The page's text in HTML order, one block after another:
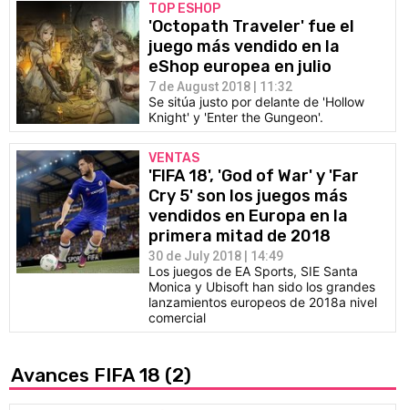
TOP ESHOP
'Octopath Traveler' fue el
juego más vendido en la
eShop europea en julio
7 de August 2018 | 11:32
Se sitúa justo por delante de 'Hollow
Knight' y 'Enter the Gungeon'.
VENTAS
'FIFA 18', 'God of War' y 'Far
Cry 5' son los juegos más
vendidos en Europa en la
primera mitad de 2018
30 de July 2018 | 14:49
Los juegos de EA Sports, SIE Santa
Monica y Ubisoft han sido los grandes
lanzamientos europeos de 2018a nivel
comercial
Avances FIFA 18 (2)